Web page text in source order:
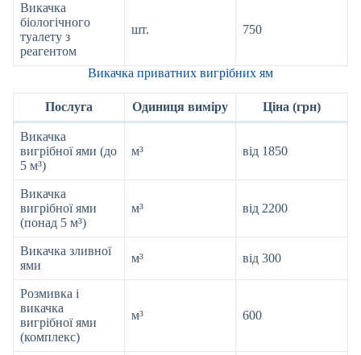
Викачка
біологічного
туалету з
реагентом
шт. 750
Викачка приватних вигрібних ям
Послуга Одиниця виміру Ціна (грн)
Викачка
вигрібної ями (до
5 м³)
м³ від 1850
Викачка
вигрібної ями
(понад 5 м³)
м³ від 2200
Викачка зливної
ями
м³ від 300
Розмивка і
викачка
вигрібної ями
(комплекс)
м³ 600